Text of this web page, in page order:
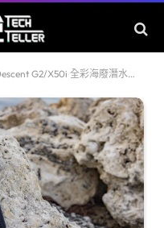
G2/X50i 全彩海廢潛水電腦錶登場